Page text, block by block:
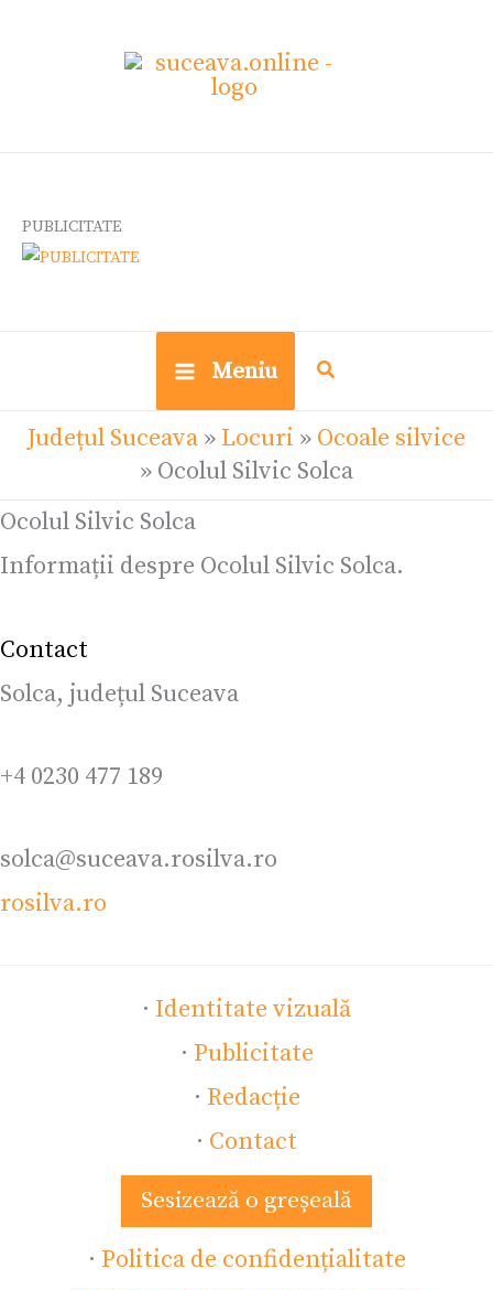
PUBLICITATE
Meniu
Județul Suceava » Locuri » Ocoale silvice
» Ocolul Silvic Solca
Ocolul Silvic Solca
Informații despre Ocolul Silvic Solca.
Contact
Solca, județul Suceava
+4 0230 477 189
solca@suceava.rosilva.ro
rosilva.ro
· Identitate vizuală
· Publicitate
· Redacție
· Contact
Sesizează o greșeală
· Politica de confidențialitate